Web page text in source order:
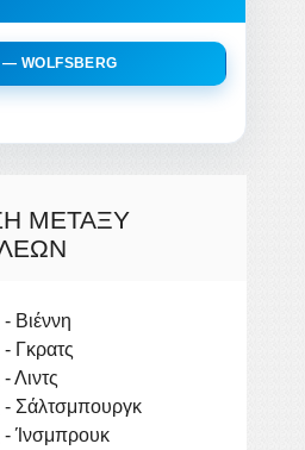
WOLFSBERG
ΜΕΤΑΞΎ
Βιέννη
Γκρατς
Λιντς
Σάλτσμπουργκ
Ίνσμπρουκ